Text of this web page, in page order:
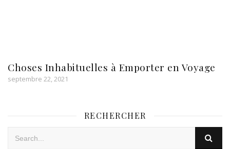
Choses Inhabituelles à Emporter en Voyage
septembre 22, 2021
RECHERCHER